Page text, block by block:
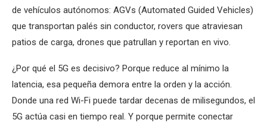
de vehículos autónomos: AGVs (Automated Guided Vehicles)
que transportan palés sin conductor, rovers que atraviesan
patios de carga, drones que patrullan y reportan en vivo.
¿Por qué el 5G es decisivo? Porque reduce al mínimo la
latencia, esa pequeña demora entre la orden y la acción.
Donde una red Wi-Fi puede tardar decenas de milisegundos, el
5G actúa casi en tiempo real. Y porque permite conectar